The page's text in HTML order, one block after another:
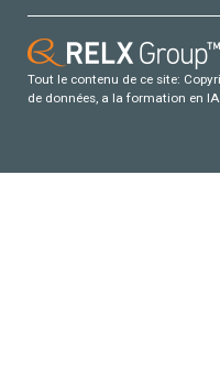
Tout le contenu de ce site:
de données, a la formation en